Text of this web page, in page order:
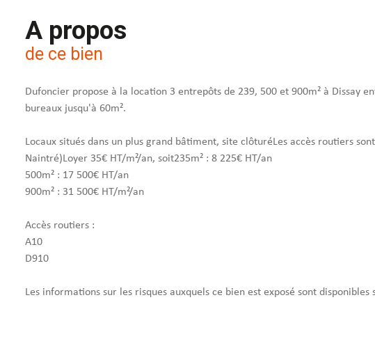
A propos
de ce bien
Dufoncier propose à la location 3 entrepôts de 239, 500 et 900m² à Dissay
bureaux jusqu'à 60m².
Locaux situés dans un plus grand bâtiment, site clôturéLes accès routiers
Naintré)Loyer 35€ HT/m²/an, soit235m² : 8 225€ HT/an
500m² : 17 500€ HT/an
900m² : 31 500€ HT/m²/an
Accès routiers :
A10
D910
Les informations sur les risques auxquels ce bien est exposé sont